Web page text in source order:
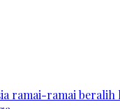
ramai-ramai beralih